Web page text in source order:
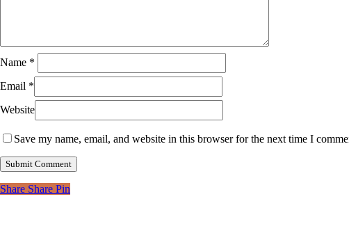
Name *
Email *
Website
Save my name, email, and website in this browser for the next time I
Share Share Pin